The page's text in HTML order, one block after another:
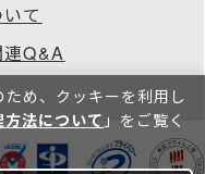
て
Q&A
め、クッキーを利⽤し
法について 」をご覧く